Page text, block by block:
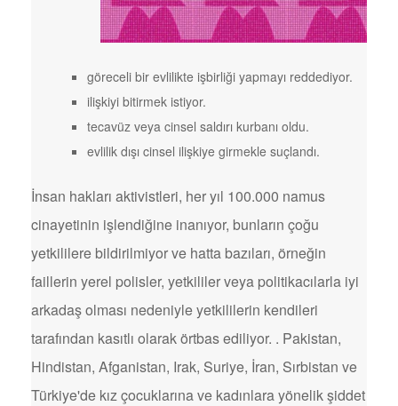
göreceli bir evlilikte işbirliği yapmayı reddediyor.
ilişkiyi bitirmek istiyor.
tecavüz veya cinsel saldırı kurbanı oldu.
evlilik dışı cinsel ilişkiye girmekle suçlandı.
İnsan hakları aktivistleri, her yıl 100.000 namus
cinayetinin işlendiğine inanıyor, bunların çoğu
yetkililere bildirilmiyor ve hatta bazıları, örneğin
faillerin yerel polisler, yetkililer veya politikacılarla iyi
arkadaş olması nedeniyle yetkililerin kendileri
tarafından kasıtlı olarak örtbas ediliyor. . Pakistan,
Hindistan, Afganistan, Irak, Suriye, İran, Sırbistan ve
Türkiye'de kız çocuklarına ve kadınlara yönelik şiddet